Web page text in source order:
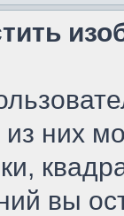
них
вы